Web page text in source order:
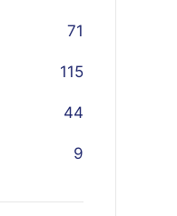
71
115
44
9